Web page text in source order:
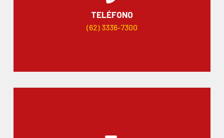
TELÉFONO
(62) 3336-7300